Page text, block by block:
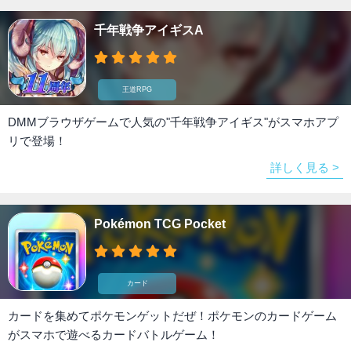
千年戦争アイギスA
王道RPG
DMMブラウザゲームで人気の"千年戦争アイギス"がスマホアプ
リで登場！
詳しく見る >
Pokémon TCG Pocket
カード
カードを集めてポケモンゲットだぜ！ポケモンのカードゲーム
がスマホで遊べるカードバトルゲーム！